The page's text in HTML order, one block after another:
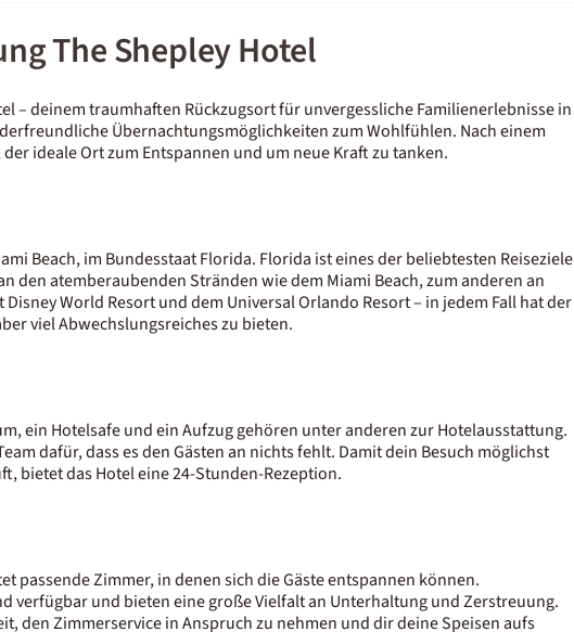
The Shepley Hotel
– deinem traumhaften Rückzugsort für unvergessliche Familienerlebnisse in
Übernachtungsmöglichkeiten zum Wohlfühlen. Nach einem
ideale Ort zum Entspannen und um neue Kraft zu tanken.
Beach, im Bundesstaat Florida. Florida ist eines der beliebtesten Reiseziele
den atemberaubenden Stränden wie dem Miami Beach, zum anderen an
World Resort und dem Universal Orlando Resort – in jedem Fall hat der
viel Abwechslungsreiches zu bieten.
ein Hotelsafe und ein Aufzug gehören unter anderen zur Hotelausstattung.
dafür, dass es den Gästen an nichts fehlt. Damit dein Besuch möglichst
bietet das Hotel eine 24-Stunden-Rezeption.
passende Zimmer, in denen sich die Gäste entspannen können.
verfügbar und bieten eine große Vielfalt an Unterhaltung und Zerstreuung.
den Zimmerservice in Anspruch zu nehmen und dir deine Speisen aufs